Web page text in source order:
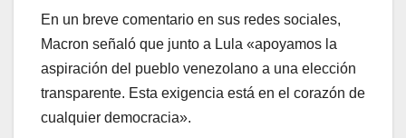
En un breve comentario en sus redes sociales,
Macron señaló que junto a Lula «apoyamos la
aspiración del pueblo venezolano a una elección
transparente. Esta exigencia está en el corazón de
cualquier democracia».